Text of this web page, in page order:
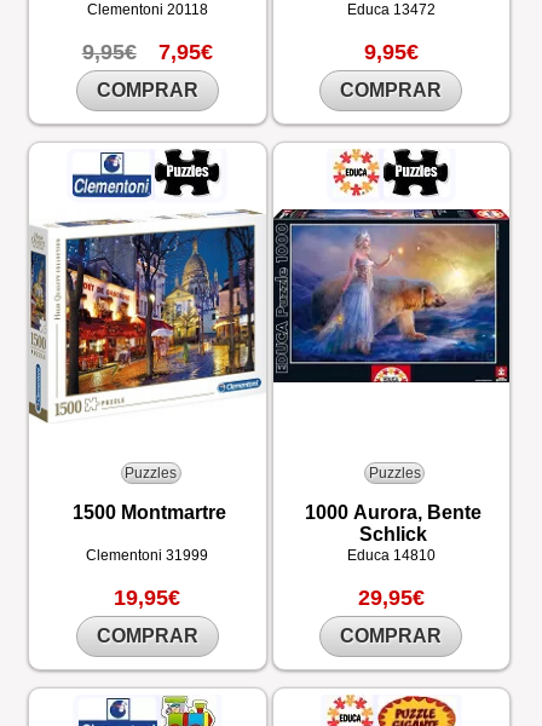
Clementoni 20118
9,95€ 7,95€
COMPRAR
Educa 13472
9,95€
COMPRAR
Puzzles
1500 Montmartre
Clementoni31999
19,95€
COMPRAR
Puzzles
1000 Aurora, Bente
Schlick
Educa 14810
29,95€
COMPRAR